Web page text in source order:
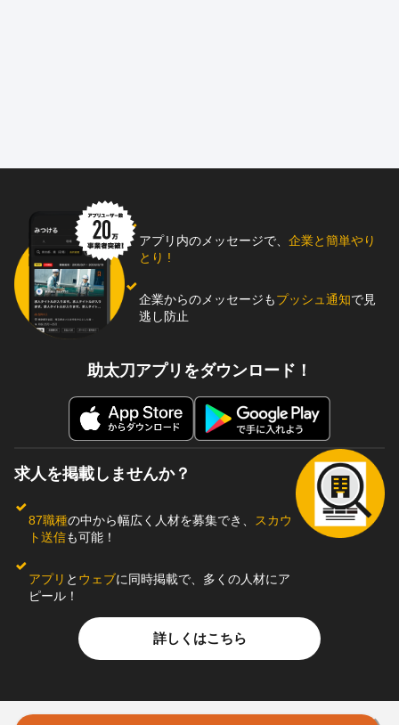
アプリ内のメッセージで、 企業と簡単やり
とり !
企業からのメッセージもプッシュ通知で見
逃し防止
助太刀アプリをダウンロード！
求人を掲載しませんか？
87職種の中から幅広く人材を募集でき、
スカウ
ト送信も可能！
アプリ と ウェブに同時掲載で、多くの人材にア
ピール！
詳しくはこちら